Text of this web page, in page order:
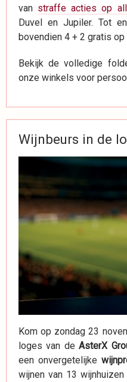
van straffe acties op
Duvel en Jupiler. Tot
bovendien 4 + 2 gratis op
Bekijk de volledige
onze winkels voor
Wijnbeurs in de
Kom op zondag 23
loges van deAsterX
een onvergetelijke
wijnen van 13